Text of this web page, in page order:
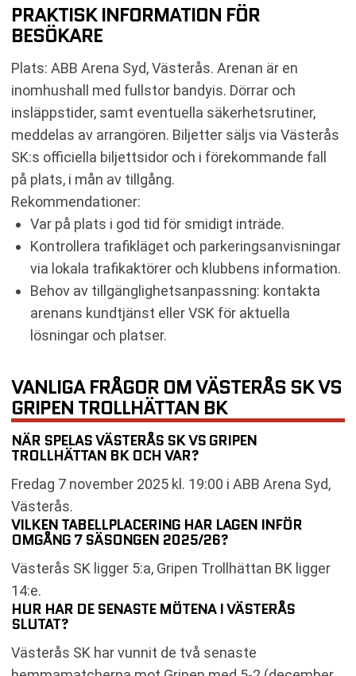
PRAKTISK INFORMATION FÖR
BESÖKARE
Plats: ABB Arena Syd, Västerås. Arenan är en
inomhushall med fullstor bandyis. Dörrar och
insläppstider, samt eventuella säkerhetsrutiner,
meddelas av arrangören. Biljetter säljs via Västerås
SK:s officiella biljettsidor och i förekommande fall
på plats, i mån av tillgång.
Rekommendationer:
Var på plats i god tid för smidigt inträde.
Kontrollera trafikläget och parkeringsanvisningar
via lokala trafikaktörer och klubbens information.
Behov av tillgänglighetsanpassning: kontakta
arenans kundtjänst eller VSK för aktuella
lösningar och platser.
VANLIGA FRÅGOR OM VÄSTERÅS SK VS
GRIPEN TROLLHÄTTAN BK
NÄR SPELAS VÄSTERÅS SK VS GRIPEN
TROLLHÄTTAN BK OCH VAR?
Fredag 7 november 2025 kl. 19:00 i ABB Arena Syd,
Västerås.
VILKEN TABELLPLACERING HAR LAGEN INFÖR
OMGÅNG 7 SÄSONGEN 2025/26?
Västerås SK ligger 5:a, Gripen Trollhättan BK ligger
14:e.
HUR HAR DE SENASTE MÖTENA I VÄSTERÅS
SLUTAT?
Västerås SK har vunnit de två senaste